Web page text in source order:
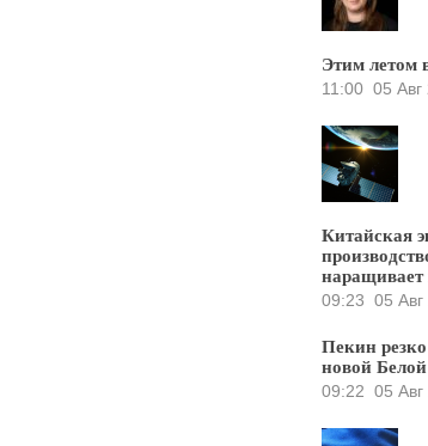
Этим летом
11:00 05 Авг
Китайская
наращивает
09:23 05 Авг
Пекин
новой
09:22 05 Авг